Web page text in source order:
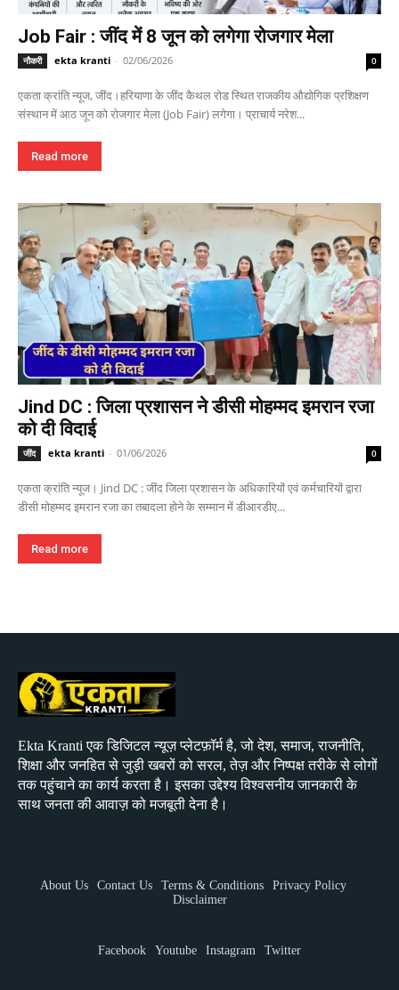
Job Fair : जींद में 8 जून को लगेगा रोजगार मेला
नौकरी ekta kranti - 02/06/2026 0
एकता क्रांति न्यूज, जींद।हरियाणा के जींद कैथल रोड स्थित राजकीय औद्योगिक प्रशिक्षण
संस्थान में आठ जून को रोजगार मेला (Job Fair) लगेगा। प्राचार्य नरेश...
Read more
Jind DC : जिला प्रशासन ने डीसी मोहम्मद इमरान रजा
को दी विदाई
जींद ekta kranti - 01/06/2026 0
एकता क्रांति न्यूज। Jind DC : जींद जिला प्रशासन के अधिकारियों एवं कर्मचारियों द्वारा
डीसी मोहम्मद इमरान रजा का तबादला होने के सम्मान में डीआरडीए...
Read more
Ekta Kranti एक डिजिटल न्यूज़ प्लेटफ़ॉर्म है, जो देश, समाज, राजनीति,
शिक्षा और जनहित से जुड़ी खबरों को सरल, तेज़ और निष्पक्ष तरीके से लोगों
तक पहुंचाने का कार्य करता है। इसका उद्देश्य विश्वसनीय जानकारी के
साथ जनता की आवाज़ को मजबूती देना है।
About Us Contact Us Terms & Conditions
Privacy Policy
Disclaimer
Facebook Youtube Instagram Twitter